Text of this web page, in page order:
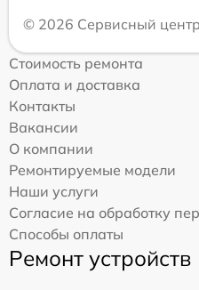
© 2026 Сервисный
Стоимость ремонта
Оплата и доставка
Контакты
Вакансии
О компании
Ремонтируемые модели
Наши услуги
Согласие на обработку
Способы оплаты
Ремонт устройств